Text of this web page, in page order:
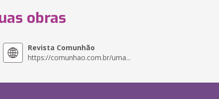
obras
Revista Comunhão
https://comunhao.com.br/uma...